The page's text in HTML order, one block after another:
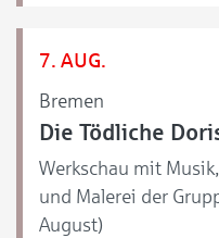
7. AUG.
Bremen
Die Tödliche
Werkschau mit
und Malerei der
August)